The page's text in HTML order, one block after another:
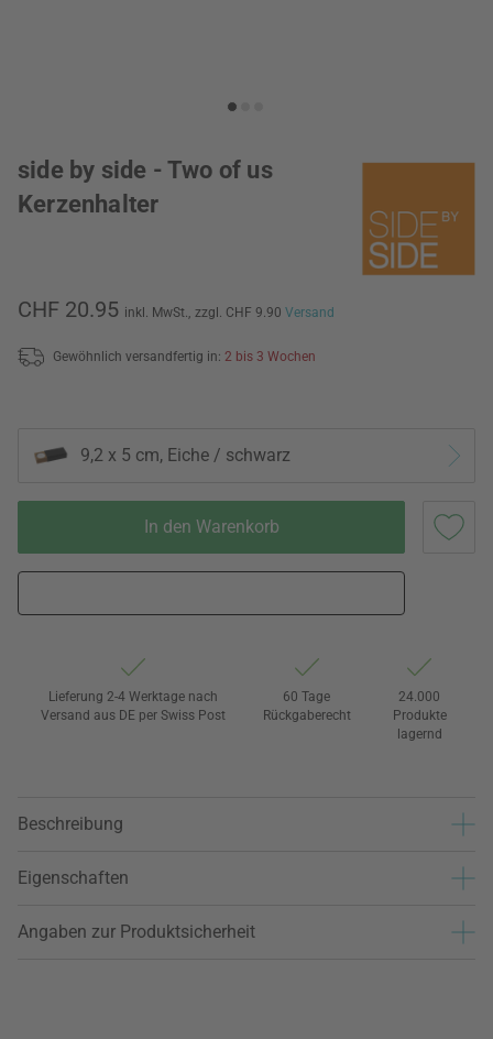
side by side - Two of us
Kerzenhalter
CHF 20.95 inkl. MwSt., zzgl. CHF 9.90 Versand
Gewöhnlich versandfertig in: 2 bis 3 Wochen
9,2 x 5 cm, Eiche / schwarz
In den Warenkorb
Lieferung 2-4 Werktage nach
Versand aus DE per Swiss Post
60 Tage
Rückgaberecht
24.000
Produkte
lagernd
Beschreibung
Eigenschaften
Angaben zur Produktsicherheit